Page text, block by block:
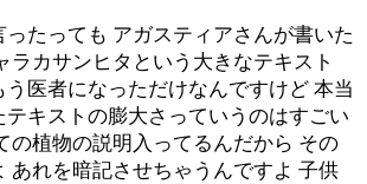
たっても アガスティアさんが書いた
ラカサンヒタという大きなテキスト
医者になっただけなんですけど 本当
テキストの膨大さっていうのはすごい
の植物の説明入ってるんだから その
あれを暗記させちゃうんですよ 子供